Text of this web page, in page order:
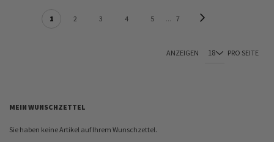
Sie lesen gerade Seite
1 Seite
2 Seite
3 4 5 Seite
7
ANZEIGEN PRO SEITE
MEIN WUNSCHZETTEL
Sie haben keine Artikel auf Ihrem Wunschzettel.